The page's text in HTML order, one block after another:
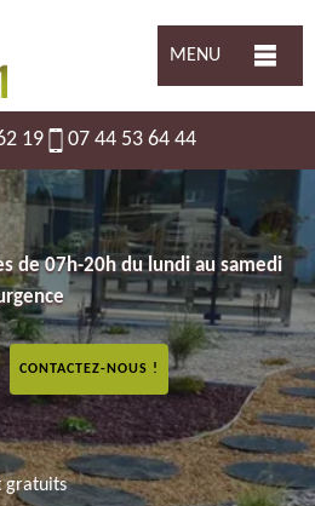
MENU
19 07 44 53 64 44
de 07h-20h du lundi au samedi
CONTACTEZ-NOUS !
gratuits